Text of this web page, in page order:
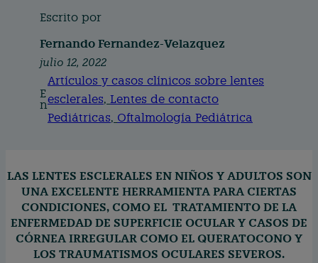
Escrito por
Fernando Fernandez-Velazquez
julio 12, 2022
E
n
Artículos y casos clínicos sobre lentes
esclerales, Lentes de contacto
Pediátricas, Oftalmología Pediátrica
LAS LENTES ESCLERALES EN NIÑOS Y ADULTOS SON
UNA EXCELENTE HERRAMIENTA PARA CIERTAS
CONDICIONES, COMO EL TRATAMIENTO DE LA
ENFERMEDAD DE SUPERFICIE OCULAR Y CASOS DE
CÓRNEA IRREGULAR COMO EL QUERATOCONO Y
LOS TRAUMATISMOS OCULARES SEVEROS.